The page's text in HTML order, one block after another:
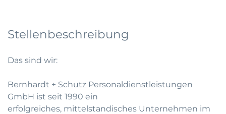
Stellenbeschreibung
Das sind wir:
Bernhardt + Schutz Personaldienstleistungen
GmbH ist seit 1990 ein
erfolgreiches, mittelstandisches Unternehmen im